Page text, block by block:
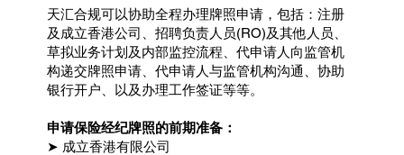
天汇合规可以协助全程办理牌照申请，包括：注册
及成立香港公司、招聘负责人员(RO)及其他人员、
草拟业务计划及内部监控流程、代申请人向监管机
构递交牌照申请、代申请人与监管机构沟通、协助
银行开户、以及办理工作签证等等。
申请保险经纪牌照的前期准备：
➤ 成立香港有限公司